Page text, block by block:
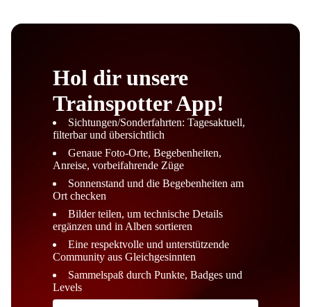
Hol dir unsere
Trainspotter App!
Sichtungen/Sonderfahrten: Tagesaktuell,
filterbar und übersichtlich
Genaue Foto-Orte, Begebenheiten,
Anreise, vorbeifahrende Züge
Sonnenstand und die Begebenheiten am
Ort checken
Bilder teilen, um technische Details
ergänzen und in Alben sortieren
Eine respektvolle und unterstützende
Community aus Gleichgesinnten
Sammelspaß durch Punkte, Badges und
Levels